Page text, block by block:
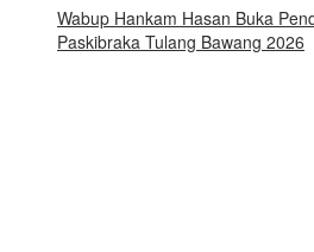
Wabup Hankam Hasan Buka
Paskibraka Tulang Bawang 2026